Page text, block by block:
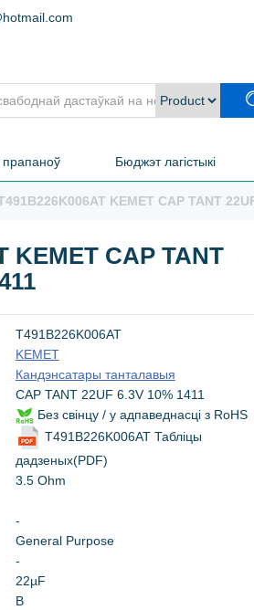
Бюджэт лагістыкі
KEMET CAP TANT
KEMET CAP TANT
T491B226K006AT
KEMET
Кандэнсатары танталавыя
CAP TANT 22UF 6.3V 10% 1411
Без свінцу / у адпаведнасці з RoHS
T491B226K006AT Табліцы
дадзеных(PDF)
3.5 Ohm
-
General Purpose
-
22µF
B